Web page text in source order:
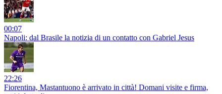
00:07
Napoli: dal Brasile la notizia di un contatto con Gabriel Jesus
22:26
Fiorentina, Mastantuono è arrivato in città! Domani visite e firma,